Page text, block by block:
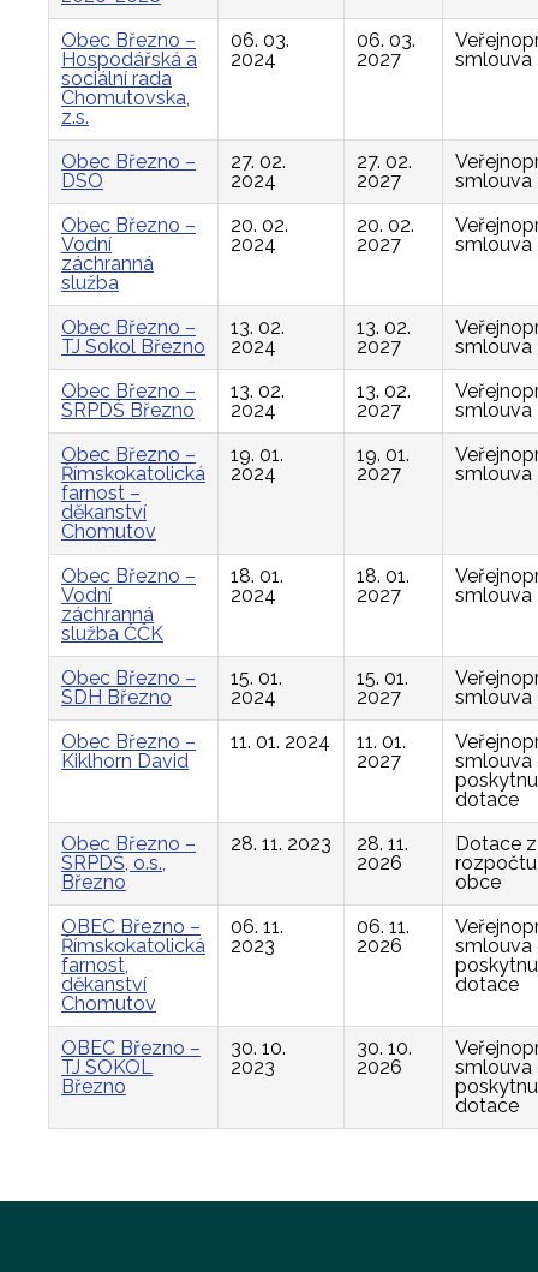
Obec Březno –
Hospodářská a
sociální rada
Chomutovska,
z.s.
06. 03.
2024
06. 03.
2027
smlouva
Obec Březno –
DSO
27. 02.
2024
27. 02.
2027
smlouva
Obec Březno –
Vodní
záchranná
služba
20. 02.
2024
20. 02.
2027
smlouva
Obec Březno –
TJ Sokol Březno
13. 02.
2024
13. 02.
2027
smlouva
Obec Březno –
SRPDŠ Březno
13. 02.
2024
13. 02.
2027
smlouva
Obec Březno –
Římskokatolická
farnost –
děkanství
Chomutov
19. 01.
2024
19. 01.
2027
smlouva
Obec Březno –
Vodní
záchranná
služba ČČK
18. 01.
2024
18. 01.
2027
smlouva
Obec Březno –
SDH Březno
15. 01.
2024
15. 01.
2027
smlouva
Obec Březno –
Kiklhorn David
11. 01. 2024
11. 01.
2027
smlouva
dotace
Obec Březno –
SRPDŠ, o.s.,
Březno
28. 11. 2023
28. 11.
2026
Dotace z
rozpočtu
obce
OBEC Březno –
Římskokatolická
farnost,
děkanství
Chomutov
06. 11.
2023
06. 11.
2026
smlouva
dotace
OBEC Březno –
TJ SOKOL
Březno
30. 10.
2023
30. 10.
2026
smlouva
dotace